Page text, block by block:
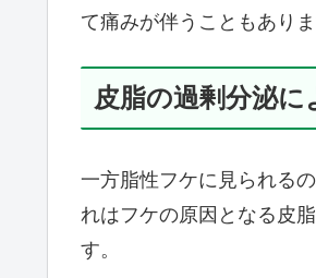
て痛みが伴うこともありま
皮脂の過剰分泌に
一方脂性フケに見られる
れはフケの原因となる皮
す。